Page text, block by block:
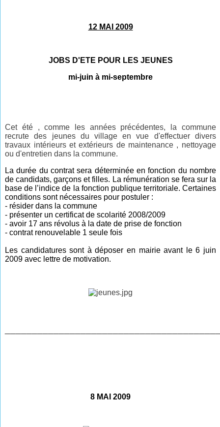
12 MAI 2009
JOBS D'ETE POUR LES JEUNES
mi-juin à mi-septembre
Cet été , comme les années précédentes, la commune
recrute des jeunes du village en vue d'effectuer divers
travaux intérieurs et extérieurs de maintenance , nettoyage
ou d'entretien dans la commune.
La durée du contrat sera déterminée en fonction du nombre
de candidats, garçons et filles. La rémunération se fera sur la
base de l’indice de la fonction publique territoriale. Certaines
conditions sont nécessaires pour postuler :
- résider dans la commune
- présenter un certificat de scolarité 2008/2009
- avoir 17 ans révolus à la date de prise de fonction
- contrat renouvelable 1 seule fois
Les candidatures sont à déposer en mairie avant le6 juin
2009 avec lettre de motivation.
8 MAI 2009